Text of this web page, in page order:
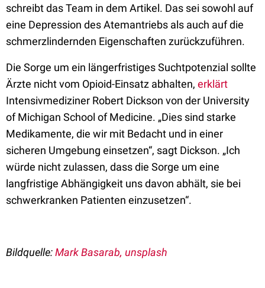
schreibt das Team in dem Artikel. Das sei sowohl auf
eine Depression des Atemantriebs als auch auf die
schmerzlindernden Eigenschaften zurückzuführen.
Die Sorge um ein längerfristiges Suchtpotenzial sollte
Ärzte nicht vom Opioid-Einsatz abhalten, erklärt
Intensivmediziner Robert Dickson von der University
of Michigan School of Medicine. „Dies sind starke
Medikamente, die wir mit Bedacht und in einer
sicheren Umgebung einsetzen“, sagt Dickson. „Ich
würde nicht zulassen, dass die Sorge um eine
langfristige Abhängigkeit uns davon abhält, sie bei
schwerkranken Patienten einzusetzen“.
Bildquelle:Mark Basarab, unsplash